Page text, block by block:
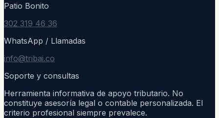
Patio Bonito
302 319 46 36
WhatsApp / Llamadas
info@tribai.co
Soporte y consultas
Herramienta informativa de apoyo tributario. No
constituye asesoría legal o contable personalizada. El
criterio profesional siempre prevalece.